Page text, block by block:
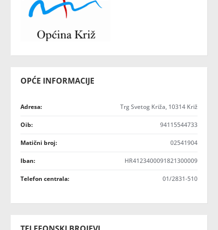
OPĆE INFORMACIJE
Adresa: Trg Svetog Križa, 10314 Križ
Oib: 94115544733
Matični broj: 02541904
Iban: HR4123400091821300009
Telefon centrala: 01/2831-510